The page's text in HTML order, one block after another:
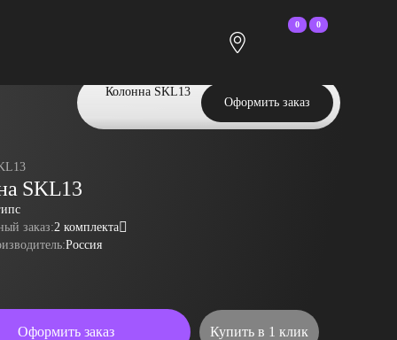
0 0
SKL13
заказ:2 комплекта
Россия
Оформить заказ Купить в 1 клик
Колонна SKL13
Оформить заказ